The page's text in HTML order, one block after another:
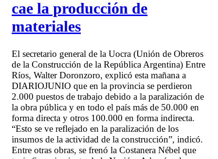
cae la producción de
materiales
El secretario general de la Uocra (Unión de Obreros
de la Construcción de la República Argentina) Entre
Ríos, Walter Doronzoro, explicó esta mañana a
DIARIOJUNIO que en la provincia se perdieron
2.000 puestos de trabajo debido a la paralización de
la obra pública y en todo el país más de 50.000 en
forma directa y otros 100.000 en forma indirecta.
“Esto se ve reflejado en la paralización de los
insumos de la actividad de la construcción”, indicó.
Entre otras obras, se frenó la Costanera Nébel que